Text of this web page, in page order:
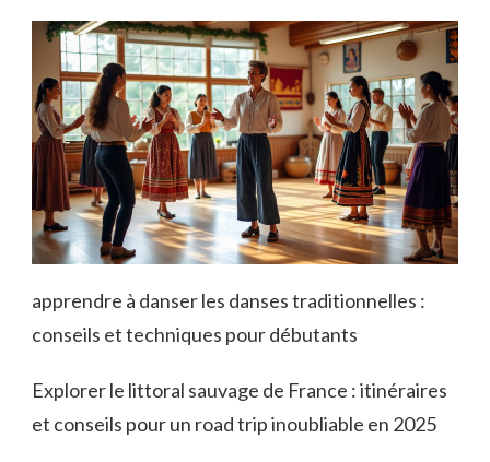
apprendre à danser les danses traditionnelles :
conseils et techniques pour débutants
Explorer le littoral sauvage de France : itinéraires
et conseils pour un road trip inoubliable en 2025